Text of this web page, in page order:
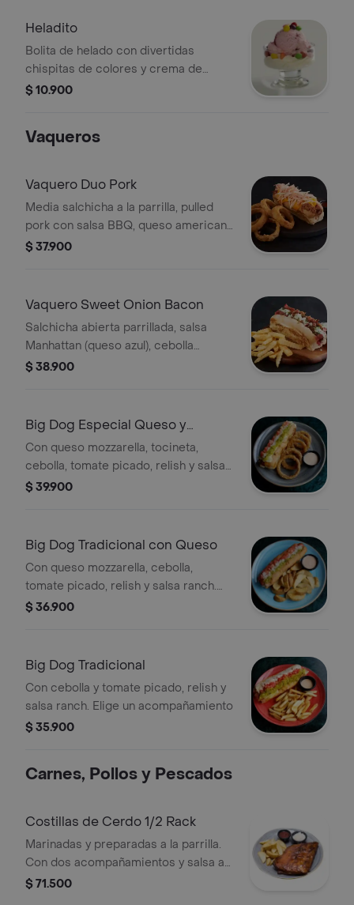
Heladito
Bolita de helado con divertidas
chispitas de colores y crema de
chantilly
$ 10.900
Vaqueros
Vaquero Duo Pork
Media salchicha a la parrilla, pulled
pork con salsa BBQ, queso americano
y coleslaw. Con acompañamiento a
$ 37.900
Vaquero Sweet Onion Bacon
Salchicha abierta parrillada, salsa
Manhattan (queso azul), cebolla
caramelizada con tocineta, tomate,
$ 38.900
Big Dog Especial Queso y
Tocineta
Con queso mozzarella, tocineta,
cebolla, tomate picado, relish y salsa
ranch. elige un acompañamiento
$ 39.900
Big Dog Tradicional con Queso
Con queso mozzarella, cebolla,
tomate picado, relish y salsa ranch.
Elige un acompañamiento
$ 36.900
Big Dog Tradicional
Con cebolla y tomate picado, relish y
salsa ranch. Elige un acompañamiento
$ 35.900
Carnes, Pollos y Pescados
Costillas de Cerdo 1/2 Rack
Marinadas y preparadas a la parrilla.
Con dos acompañamientos y salsa a
tu elección
$ 71.500